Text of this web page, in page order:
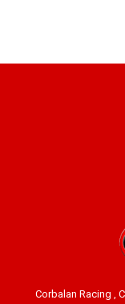
Corbalan Racing ,